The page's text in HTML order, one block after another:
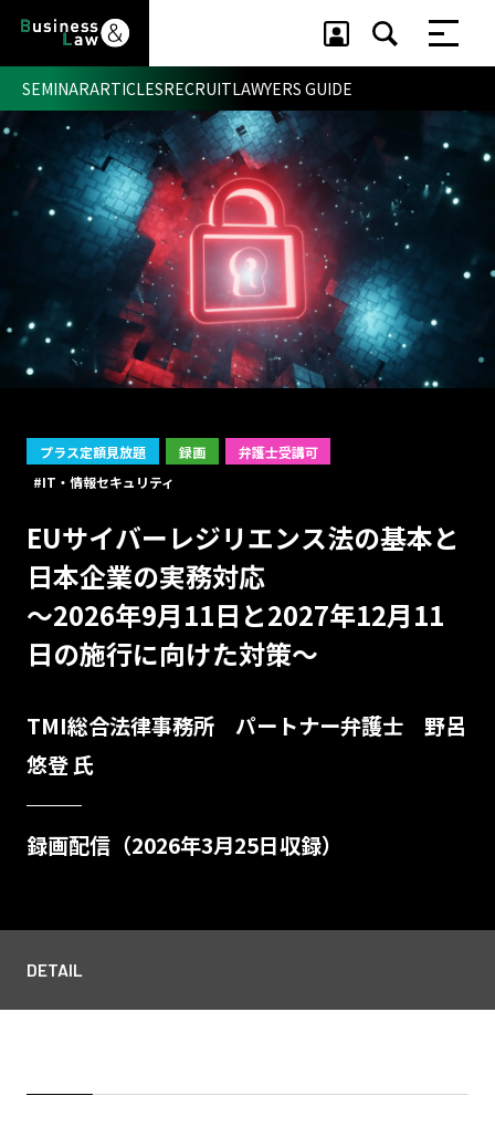
セミナー ・ 記事
セミナー
記事
リクルート
SEMINARARTICLESRECRUITLAWYERS GUIDE
プラス定額見放題 録画
弁護士受講可
#IT・情報セキュリティ
EUサイバーレジリエンス法の基本と
日本企業の実務対応
～2026年9月11日と2027年12月11
日の施行に向けた対策～
TMI総合法律事務所 パートナー弁護士 野呂
悠登 氏
録画配信（2026年3月25日収録）
DETAIL